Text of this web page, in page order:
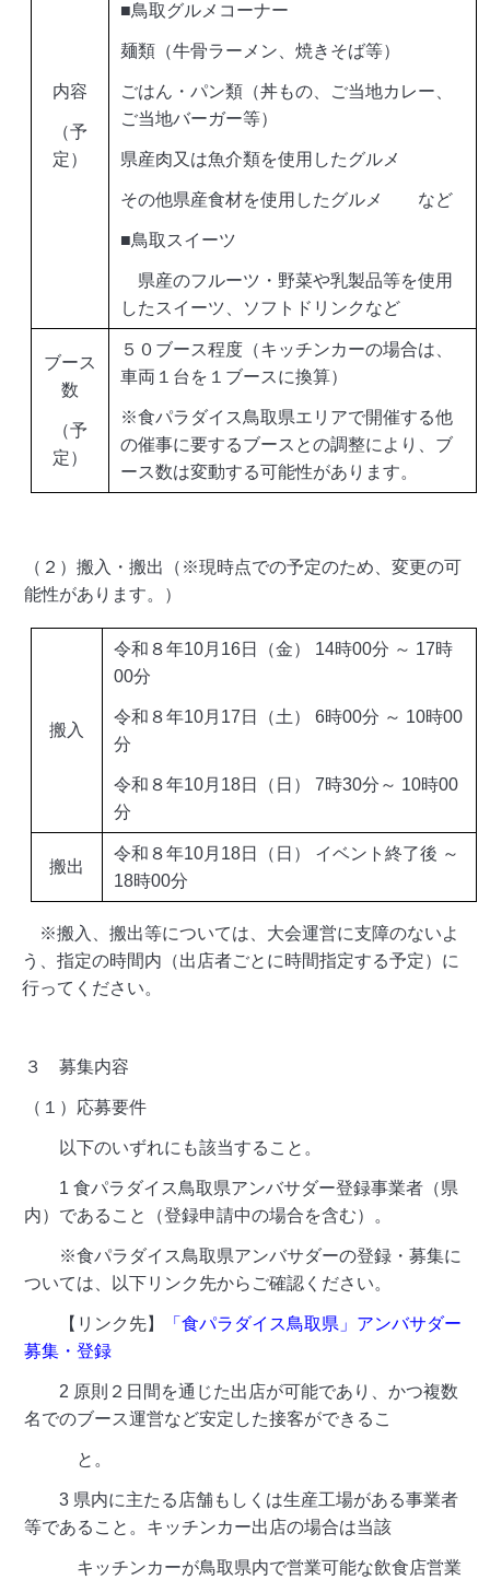
内容
（予
定）
■鳥取グルメコーナー
麺類（牛骨ラーメン、焼きそば等）
ごはん・パン類（丼もの、ご当地カレー、
ご当地バーガー等）
県産肉又は魚介類を使用したグルメ
その他県産食材を使用したグルメ など
■鳥取スイーツ
県産のフルーツ・野菜や乳製品等を使用
したスイーツ、ソフトドリンクなど
ブース
数
（予
定）
５０ブース程度（キッチンカーの場合は、
車両１台を１ブースに換算）
※食パラダイス鳥取県エリアで開催する他
の催事に要するブースとの調整により、ブ
ース数は変動する可能性があります。
（２）搬入・搬出（※現時点での予定のため、変更の可
能性があります。）
搬入
令和８年10月16日（金） 14時00分 ～ 17時
00分
令和８年10月17日（土） 6時00分 ～ 10時00
分
令和８年10月18日（日） 7時30分～ 10時00
分
搬出
令和８年10月18日（日） イベント終了後 ～
18時00分
※搬入、搬出等については、大会運営に支障のないよ
う、指定の時間内（出店者ごとに時間指定する予定）に
行ってください。
３ 募集内容
（１）応募要件
以下のいずれにも該当すること。
1 食パラダイス鳥取県アンバサダー登録事業者（県
内）であること（登録申請中の場合を含む）。
※食パラダイス鳥取県アンバサダーの登録・募集に
ついては、以下リンク先からご確認ください。
【リンク先】
「食パラダイス鳥取県」アンバサダー
募集・登録
2 原則２日間を通じた出店が可能であり、かつ複数
名でのブース運営など安定した接客ができるこ
と。
3 県内に主たる店舗もしくは生産工場がある事業者
等であること。キッチンカー出店の場合は当該
キッチンカーが鳥取県内で営業可能な飲食店営業